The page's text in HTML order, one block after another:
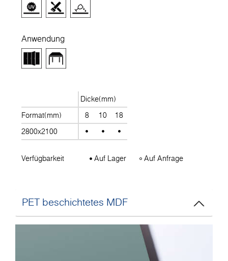
Anwendung
Dicke(mm)
Format(mm)
8 10
18
2800x2100
Verfügbarkeit Auf Lager Auf Anfrage
PET beschichtetes MDF